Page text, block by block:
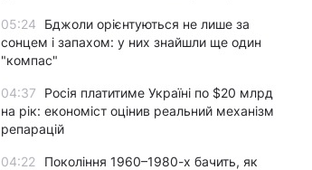
05:24
Бджоли орієнтуються не лише за
сонцем і запахом: у них знайшли ще один
"компас"
04:37
Росія платитиме Україні по $20 млрд
на рік: економіст оцінив реальний механізм
репарацій
04:22
Покоління 1960–1980-х бачить, як